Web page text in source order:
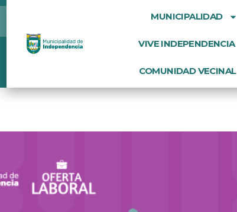
MUNICIPALIDAD
VIVE INDEPENDENCIA
COMUNIDAD VECINAL